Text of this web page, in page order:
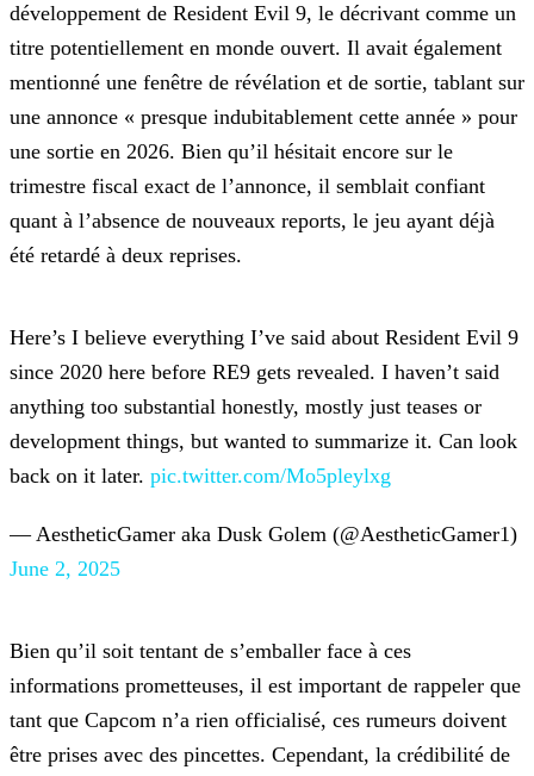
développement de Resident Evil 9, le décrivant comme un
titre potentiellement en monde ouvert. Il avait également
mentionné une fenêtre de révélation et de sortie, tablant sur
une annonce « presque indubitablement cette année » pour
une sortie en 2026. Bien qu’il hésitait encore sur le
trimestre fiscal exact de l’annonce, il semblait confiant
quant à l’absence de nouveaux reports, le jeu ayant déjà
été retardé à deux reprises.
Here’s I believe everything I’ve said about Resident Evil 9
since 2020 here before RE9 gets revealed. I haven’t said
anything too substantial honestly, mostly just teases or
development things, but wanted to summarize it. Can look
back on it later. pic.twitter.com/Mo5pleylxg
— AestheticGamer aka Dusk Golem (@AestheticGamer1)
June 2, 2025
Bien qu’il soit tentant de s’emballer face à ces
informations prometteuses, il est important de rappeler que
tant que Capcom n’a rien officialisé, ces rumeurs doivent
être prises avec des pincettes. Cependant, la crédibilité de